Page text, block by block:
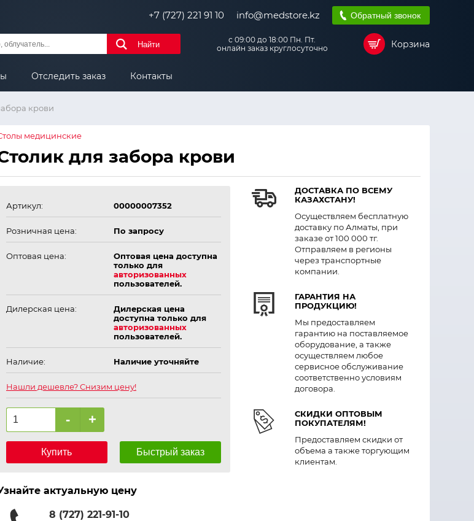
+7 (727) 221 91 10 info@medstore.kz Обратный звонок
Найти
с 09:00 до 18:00 Пн. Пт.
онлайн заказ круглосуточно
Корзина
Отследить заказ Контакты
крови
медицинские
для забора крови
Артикул: 00000007352
Розничная цена: По запросу
Оптовая цена:
Оптовая цена доступна
только для
авторизованных
пользователей.
Дилерская цена:
Дилерская цена
доступна только для
авторизованных
пользователей.
Наличие: Наличие уточняйте
Нашли дешевле? Снизим цену!
- +
Купить Быстрый заказ
актуальную цену
8 (727) 221-91-10
ДОСТАВКА ПО ВСЕМУ
КАЗАХСТАНУ!
Осуществляем бесплатную
доставку по Алматы, при
заказе от 100 000 тг.
Отправляем в регионы
через транспортные
компании.
ГАРАНТИЯ НА
ПРОДУКЦИЮ!
Мы предоставляем
гарантию на поставляемое
оборудование, а также
осуществляем любое
сервисное обслуживание
соответственно условиям
договора.
СКИДКИ ОПТОВЫМ
ПОКУПАТЕЛЯМ!
Предоставляем скидки от
объема а также торгующим
клиентам.